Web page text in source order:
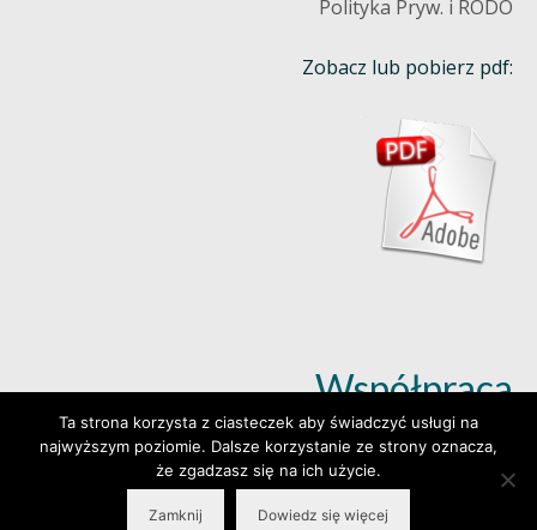
Polityka Pryw. i RODO
Zobacz lub pobierz pdf:
Współpraca
Dowiedz się więcej (klik)
© 2026 Wylepianki - Made by: www.prosteWWW.pl
Ta strona korzysta z ciasteczek aby świadczyć usługi na
najwyższym poziomie. Dalsze korzystanie ze strony oznacza,
że zgadzasz się na ich użycie.
Zamknij Dowiedz się więcej